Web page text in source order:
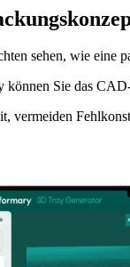
sehen, wie eine
Sie das
vermeiden